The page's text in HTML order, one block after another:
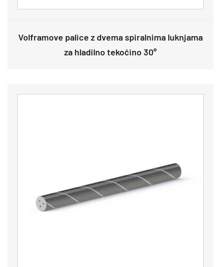
Volframove palice z dvema spiralnima luknjama
za hladilno tekočino 30°